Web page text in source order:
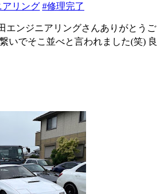
アリング #修理完了
エンジニアリングさんありがとうご
いでそこ並べと言われました(笑) 良